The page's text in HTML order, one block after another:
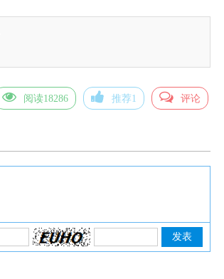
阅读18286 推荐1 评论
发表